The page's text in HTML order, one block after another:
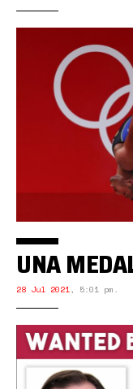
UNA
28 Jul 2021, 5:01 pm.